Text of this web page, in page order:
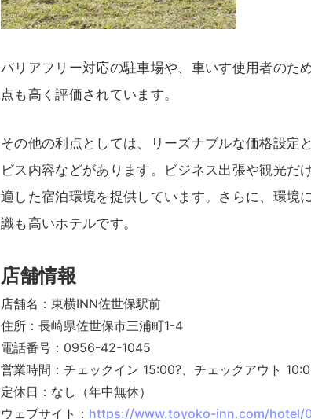
バリアフリー対応の駐車場や、車いす使用者のた
点も高く評価されています。
その他の利点としては、リーズナブルな価格設定
ビス内容などがあります。ビジネス出張や観光
適した宿泊環境を提供しています。さらに、環境
識も高いホテルです。
店舗情報
店舗名：東横INN佐世保駅前
住所：長崎県佐世保市三浦町1-4
電話番号：0956-42-1045
営業時間：チェックイン 15:00?、チェックアウト
定休日：なし（年中無休）
ウェブサイト： https://www.toyoko-inn.com/hotel/